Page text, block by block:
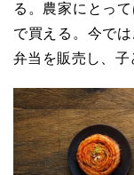
る。農家にとっ
で買える。今で
弁当を販売し、子